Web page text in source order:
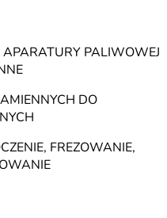
APARATURY PALIWOWEJ
DO
FREZOWANIE,